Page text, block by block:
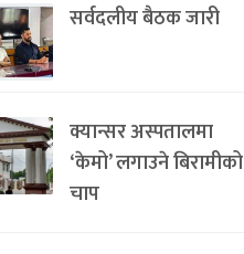
सर्वदलीय बैठक जारी
क्यान्सर अस्पतालमा
‘केमो’ लगाउने बिरामीको
चाप